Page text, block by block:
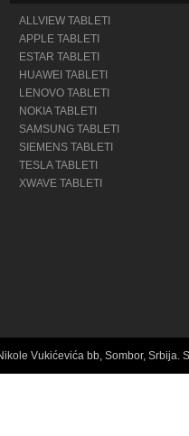
ALLVIEW TABLETI
APPLE TABLETI
ESTAR TABLETI
HUAWEI TABLETI
LENOVO TABLETI
NOKIA TABLETI
SAMSUNG TABLETI
SIEMENS TABLETI
TESLA TABLETI
XWAVE TABLETI
Vukićevića bb, Sombor, Srbija.